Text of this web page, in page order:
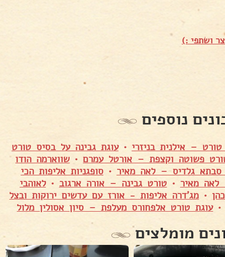
ושתפי :)
נוספים
– אילנית בניזרי •עוגת גבינה על בסיס טורט
פשוטה וקצפת – אורטל עמרם•שווארמה הודו
סבתא גלדיס – לאה מאיר•סופגניות אליפות הכי
לאה מאיר •טורט גבינה – אורה ארגוב•לאוהבי
•מג'דרה אליפות - אורז עם עדשים ירוקות ובצל
עוגת טורט אלפחורס מעלפת – סיון אסולין מלול
מומלצים